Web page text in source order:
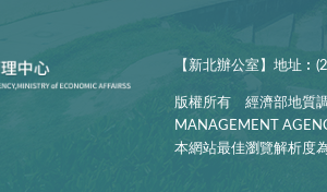
【新北辦公室】地址
版權所有 經濟部地質
MANAGEMENT
本網站最佳瀏覽解析度